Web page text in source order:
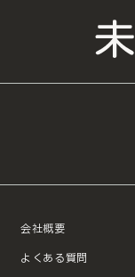
会社概要
よくある質問